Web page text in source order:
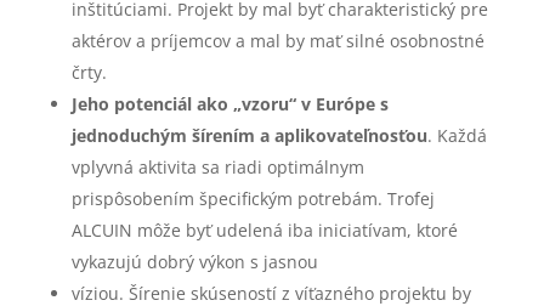
inštitúciami. Projekt by mal byť charakteristický pre
aktérov a príjemcov a mal by mať silné osobnostné
črty.
Jeho potenciál ako „vzoru“ v Európe s
jednoduchým šírením a aplikovateľnosťou. Každá
vplyvná aktivita sa riadi optimálnym
prispôsobením špecifickým potrebám. Trofej
ALCUIN môže byť udelená iba iniciatívam, ktoré
vykazujú dobrý výkon s jasnou
víziou. Šírenie skúseností z víťazného projektu by